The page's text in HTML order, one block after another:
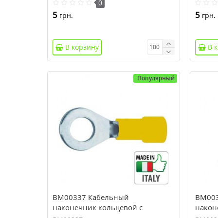
0
5 грн.
В корзину
5грн.
В
Популярный
BM00337 Кабельный
наконечник кольцевой с